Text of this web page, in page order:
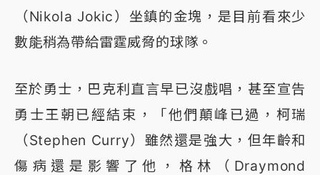
（Nikola Jokic）坐鎮的金塊，是目前看來少
數能稍為帶給雷霆威脅的球隊。
至於勇士，巴克利直言早已沒戲唱，甚至宣告
勇士王朝已經結束，「他們顛峰已過，柯瑞
（Stephen Curry）雖然還是強大，但年齡和
傷病還是影響了他，格林（Draymond